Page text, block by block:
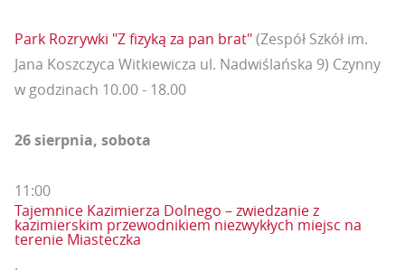
Park Rozrywki "Z fizyką za pan brat"(Zespół Szkół im.
Jana Koszczyca Witkiewicza ul. Nadwiślańska 9) Czynny
w godzinach 10.00 - 18.00
26 sierpnia, sobota
11:00
Tajemnice Kazimierza Dolnego – zwiedzanie z
kazimierskim przewodnikiem niezwykłych miejsc na
terenie Miasteczka
.